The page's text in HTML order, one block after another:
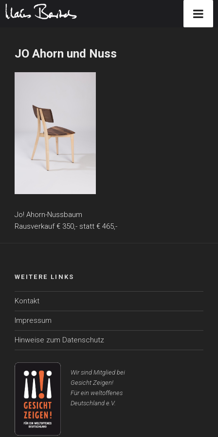
springenJO Ahorn und Nuss
Jo! Ahorn-Nussbaum
Rausverkauf € 350,- statt € 465,-
WEITERE LINKS
Kontakt
Impressum
Hinweise zum Datenschutz
Wir sind Mitglied bei
Gesicht Zeigen!
Für ein weltoffenes
Deutschland e.V.